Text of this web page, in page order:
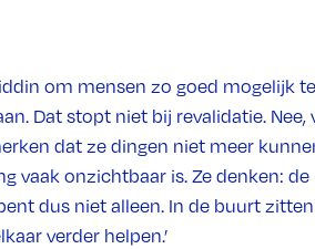
om mensen zo goed mogelijk te
Dat stopt niet bij revalidatie. Nee,
dat ze dingen niet meer
vaak onzichtbaar is. Ze denken: de
dus niet alleen. In de buurt zitten
verder helpen.’